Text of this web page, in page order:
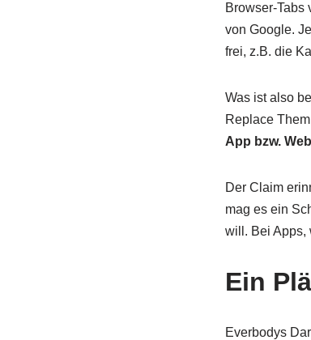
Browser-Tabs
von Google.
frei, z.B. die
Was ist also
Replace
App bzw.
Der Claim
mag es ein
will. Bei Apps,
Ein
Everbodys